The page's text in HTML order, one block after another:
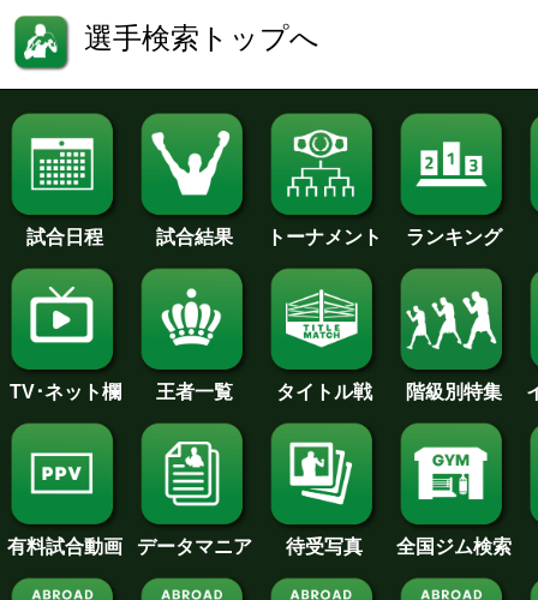
選手検索トップへ
試合日程 試合結果 トーナメント ランキング
TV･ネット欄 王者一覧 タイトル戦 階級別特集
有料試合動画 データマニア 待受写真 全国ジム検索